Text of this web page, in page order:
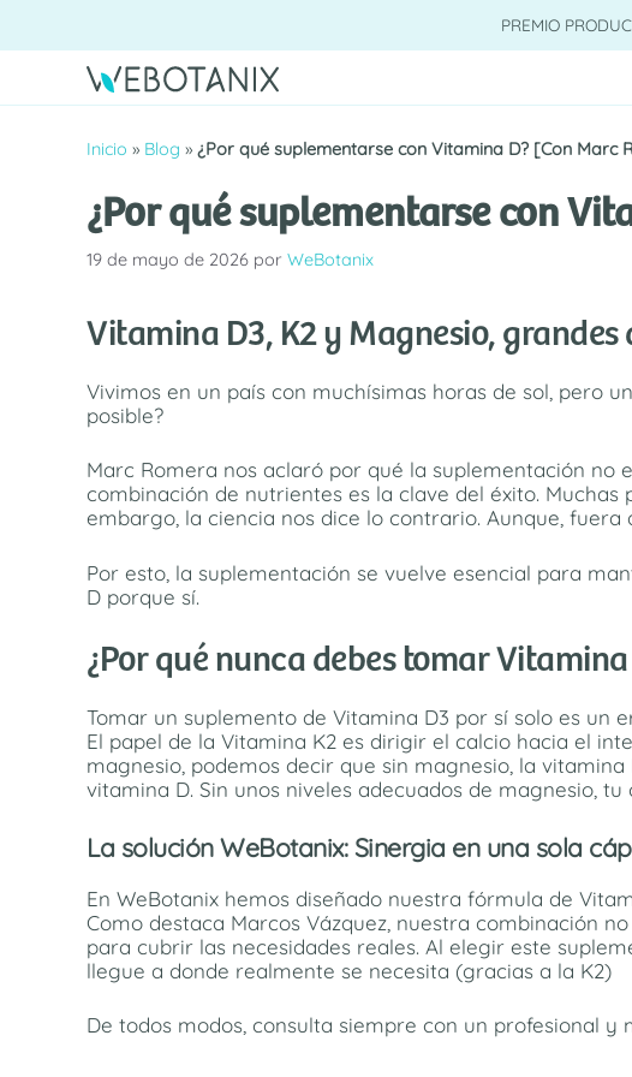
contenido
PREMIO
Inicio » Blog » ¿Por qué suplementarse con Vitamina D? [Con Marc
¿Por qué suplementarse con
19 de mayo de 2026 por WeBotanix
Vitamina D3, K2 y Magnesio,
Vivimos en un país con muchísimas horas de sol, pero
posible?
Marc Romera nos aclaró por qué la suplementación no
combinación de nutrientes es la clave del éxito.
embargo, la ciencia nos dice lo contrario. Aunque,
Por esto, la suplementación se vuelve esencial para
D porque sí.
¿Por qué nunca debes tomar
Tomar un suplemento de Vitamina D3 por sí solo es un
El papel de la Vitamina K2 es dirigir el calcio hacia el
magnesio, podemos decir que sin magnesio, la
vitamina D. Sin unos niveles adecuados de magnesio,
La solución WeBotanix: Sinergia en una sola
En WeBotanix hemos diseñado nuestra fórmula de
Como destaca Marcos Vázquez, nuestra combinación
para cubrir las necesidades reales. Al elegir este
llegue a donde realmente se necesita (gracias a la K2)
De todos modos, consulta siempre con un profesional